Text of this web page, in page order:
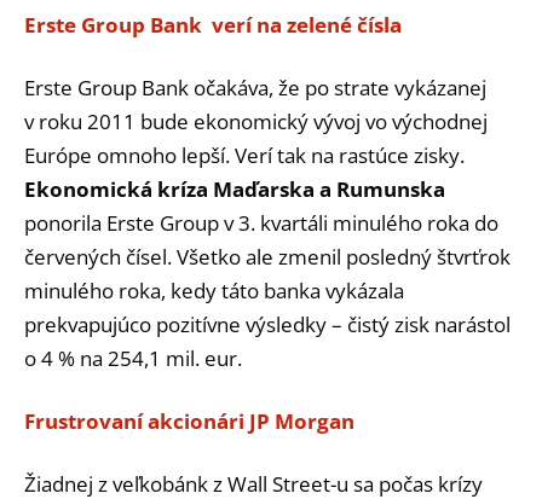
Erste Group Bank verí na zelené čísla
Erste Group Bank očakáva, že po strate vykázanej
v roku 2011 bude ekonomický vývoj vo východnej
Európe omnoho lepší. Verí tak na rastúce zisky.
Ekonomická kríza Maďarska a Rumunska
ponorila Erste Group v 3. kvartáli minulého roka do
červených čísel. Všetko ale zmenil posledný štvrťrok
minulého roka, kedy táto banka vykázala
prekvapujúco pozitívne výsledky – čistý zisk narástol
o 4 % na 254,1 mil. eur.
Frustrovaní akcionári JP Morgan
Žiadnej z veľkobánk z Wall Street-u sa počas krízy